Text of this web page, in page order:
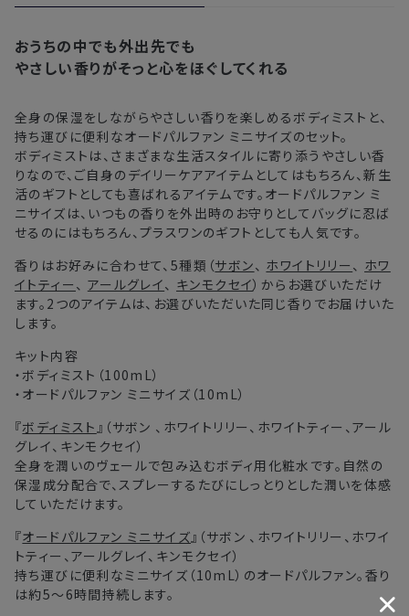
※定期販売のお申し込みは、7日後以降の配送となります。
注文後、お届けまでにかかる日数の目安
東北・関東・中部・関西 2〜3日
中国・四国・九州 3〜4日
沖縄県・離島 5〜8日
※以下に該当する場合、上記の日程で発送できない場合がござ
います。
・交通状況や天候による遅延
・ご注文内容の確認にお時間を要する
・複数製品購入により配送手配に時間がかかる
※ オンラインストアでご購入の場合、発送完了メールの翌日から10日
間。対象の直営店舗でご購入の場合、購入日の翌日から7日間
おうちの中でも外出先でも
やさしい香りがそっと心をほぐしてくれる
全身の保湿をしながらやさしい香りを楽しめるボディミストと、
持ち運びに便利なオードパルファン ミニサイズのセット。
ボディミストは、さまざまな生活スタイルに寄り添うやさしい香
りなので、ご自身のデイリーケアアイテムとしてはもちろん、新生
活のギフトとしても喜ばれるアイテムです。オードパルファン ミ
ニサイズは、いつもの香りを外出時のお守りとしてバッグに忍ば
せるのにはもちろん、プラスワンのギフトとしても人気です。
香りはお好みに合わせて、5種類（サボン、 ホワイトリリー 、 ホワ
イトティー 、 アールグレイ、 キンモクセイ）からお選びいただけ
ます。2つのアイテムは、お選びいただいた同じ香りでお届けいた
します。
キット内容
・ボディミスト（100mL）
・オードパルファン ミニサイズ（10mL）
『ボディミスト』（サボン 、ホワイトリリー、ホワイトティー、アール
グレイ、キンモクセイ）
全身を潤いのヴェールで包み込むボディ用化粧水です。自然の
保湿成分配合で、スプレーするたびにしっとりとした潤いを体感
していただけます。
『オードパルファン ミニサイズ』（サボン 、ホワイトリリー、ホワイ
トティー、アールグレイ、キンモクセイ）
持ち運びに便利なミニサイズ（10mL）のオードパルファン。香り
は約5～6時間持続します。